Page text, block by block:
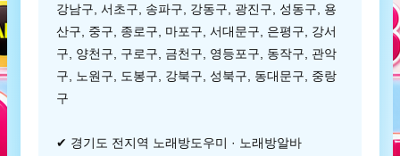
강남구, 서초구, 송파구, 강동구, 광진구, 성동구, 용
산구, 중구, 종로구, 마포구, 서대문구, 은평구, 강서
구, 양천구, 구로구, 금천구, 영등포구, 동작구, 관악
구, 노원구, 도봉구, 강북구, 성북구, 동대문구, 중랑
구
✔ 경기도 전지역 노래방도우미 · 노래방알바